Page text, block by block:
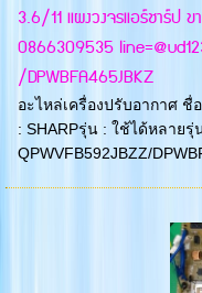
3.6/11 แผงวงจรแอร์ชาร์ป
0866309535
/DPWBFA465JBKZ
อะไหล่เครื่องปรับอากาศ ชื่
: SHARPรุ่น : ใช้ได้หลายรุ่
QPWVFB592JBZZ/